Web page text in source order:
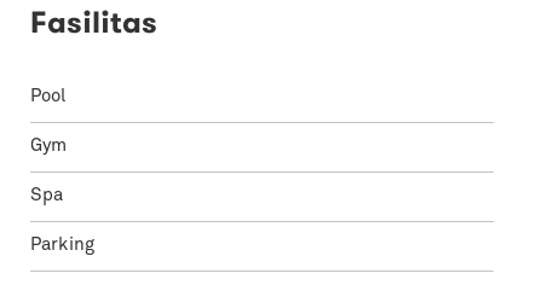
Fasilitas
Pool
Gym
Spa
Parking